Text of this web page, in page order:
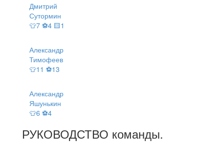
Дмитрий
Сутормин
👕7 ⚽4 🟨1
Александр
Тимофеев
👕11 ⚽13
Александр
Яшунькин
👕6 ⚽4
РУКОВОДСТВО команды.